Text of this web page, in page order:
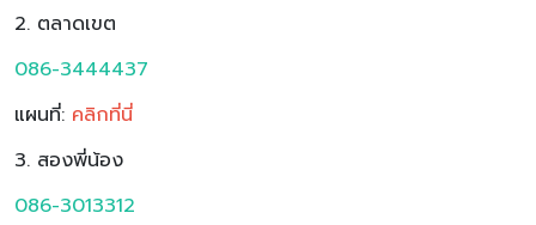
2. ตลาดเขต
086-3444437
แผนที่: คลิกที่นี่
3. สองพี่น้อง
086-3013312